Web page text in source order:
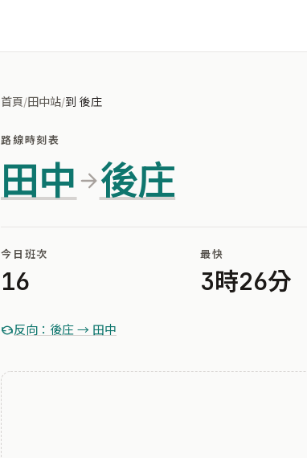
首頁/田中站/到 後庄
路線時刻表
田中 後庄
今日班次
16
最快
3時26分
反向：後庄 → 田中